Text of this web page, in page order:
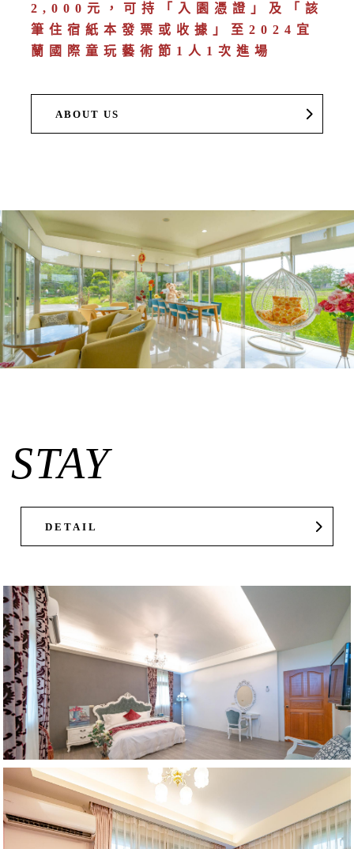
2,000元，可持「入園憑證」及「該
筆住宿紙本發票或收據」至2024宜
蘭國際童玩藝術節1人1次進場
ABOUT US
STAY
DETAIL